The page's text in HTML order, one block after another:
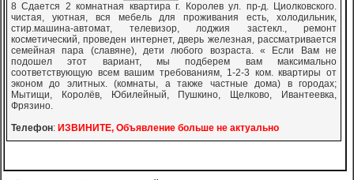
8 Сдается 2 комнатная квартира г. Королев ул. пр-д. Циолковского.
чистая, уютная, вся мебель для проживания есть, холодильник,
стир.машина-автомат, телевизор, лоджия застекл., ремонт
косметический, проведен интернет, дверь железная, рассматривается
семейная пара (славяне), дети любого возраста. « Если Вам не
подошел этот вариант, мы подберем вам максимально
соответствующую всем вашим требованиям, 1-2-3 ком. квартиры от
эконом до элитных. (комнаты, а также частные дома) в городах;
Мытищи, Королёв, Юбилейный, Пушкино, Щелково, Ивантеевка,
Фрязино.
Телефон: ИЗВИНИТЕ, Объявление больше не актуально